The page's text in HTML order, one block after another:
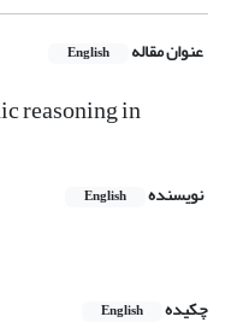
عنوان مقاله English
reasoning in
نویسنده English
چکیده
English